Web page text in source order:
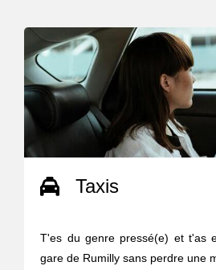
Taxis
T'es du genre pressé(e) et t'as
gare de Rumilly sans perdre une